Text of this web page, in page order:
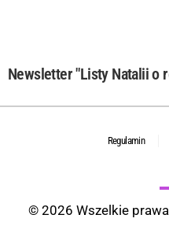
Newsletter "Listy Natalii o
Regulamin
© 2026 Wszelkie